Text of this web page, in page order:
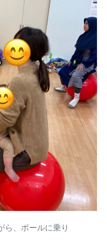
ら、ボールに乗り